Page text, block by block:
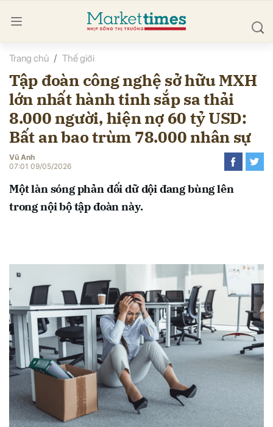
Trang chủ Thế giới
Tập đoàn công nghệ sở hữu MXH
lớn nhất hành tinh sắp sa thải
8.000 người, hiện nợ 60 tỷ USD:
Bất an bao trùm 78.000 nhân sự
Vũ Anh
07:01 09/05/2026
Một làn sóng phản đối dữ dội đang bùng lên
trong nội bộ tập đoàn này.
luận